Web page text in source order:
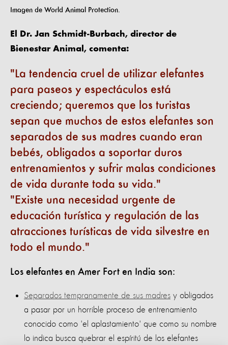
Imagen de World Animal Protection.
El Dr. Jan Schmidt-Burbach, director de
Bienestar Animal, comenta:
La tendencia cruel de utilizar elefantes
para paseos y espectáculos está
creciendo; queremos que los turistas
sepan que muchos de estos elefantes son
separados de sus madres cuando eran
bebés, obligados a soportar duros
entrenamientos y sufrir malas condiciones
de vida durante toda su vida.
Existe una necesidad urgente de
educación turística y regulación de las
atracciones turísticas de vida silvestre en
todo el mundo.
Los elefantes en Amer Fort en India son:
Separados tempranamente de sus madres y obligados
a pasar por un horrible proceso de entrenamiento
conocido como 'el aplastamiento' que como su nombre
lo indica busca quebrar el espíritú de los elefantes